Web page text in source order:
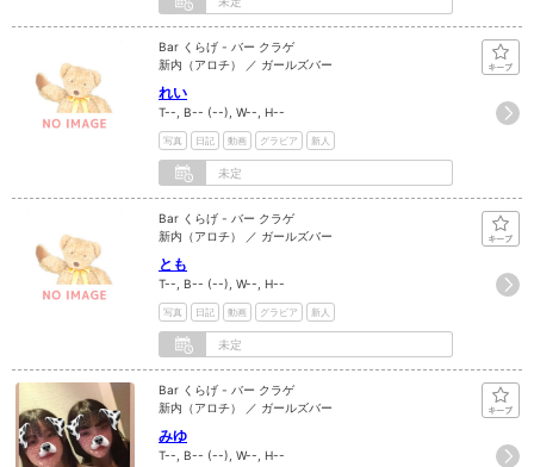
Bar くらげ - バー クラゲ
新内（アロチ） ／ ガールズバー
れい
T--, B-- (--), W--, H--
写真 日記 動画 グラビア 新人
未定
Bar くらげ - バー クラゲ
新内（アロチ） ／ ガールズバー
とも
T--, B-- (--), W--, H--
写真 日記 動画 グラビア 新人
未定
Bar くらげ - バー クラゲ
新内（アロチ） ／ ガールズバー
みゆ
T--, B-- (--), W--, H--